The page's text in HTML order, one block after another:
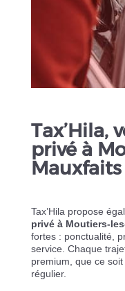
Tax’Hila,
privé à
Mauxfaits
Tax’Hila propose
privé à Moutiers-
fortes : ponctualité,
service. Chaque
premium, que ce
régulier.